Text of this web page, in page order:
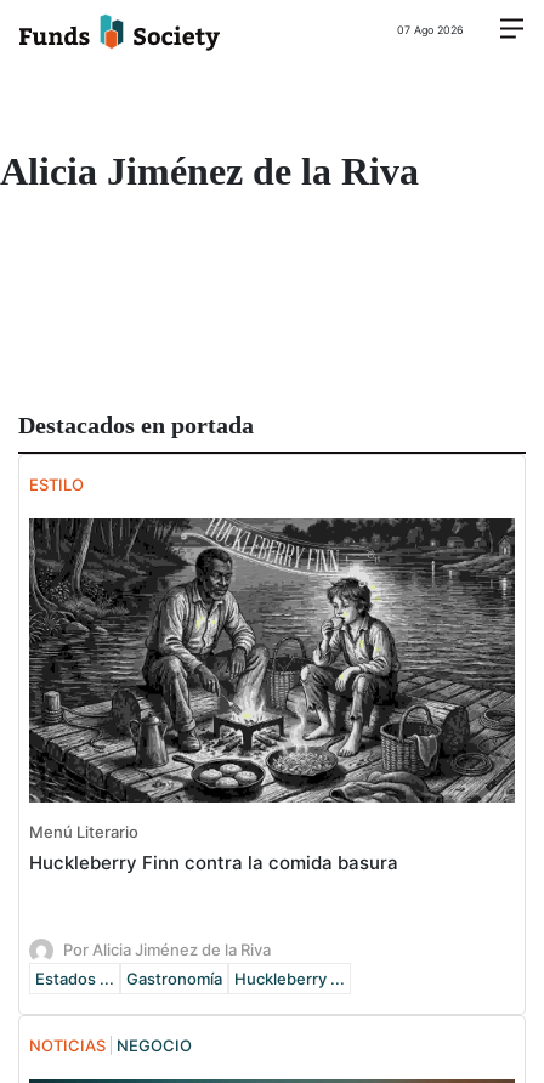
07 Ago 2026
Alicia Jiménez de la Riva
Destacados en portada
ESTILO
Menú Literario
Huckleberry Finn contra la comida basura
Por Alicia Jiménez de la Riva
Estados ...
Gastronomía Huckleberry ...
NOTICIAS NEGOCIO